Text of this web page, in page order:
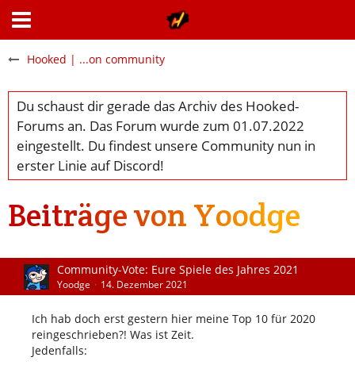
Hooked | ...on community
Beiträge von Yoodge
Community-Vote: Eure Spiele des Jahres 2021
Yoodge 14. Dezember 2021
Ich hab doch erst gestern hier meine Top 10 für 2020
reingeschrieben?! Was ist Zeit.
Jedenfalls: